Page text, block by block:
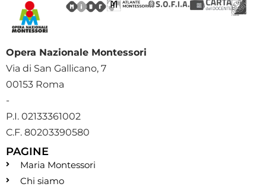
Opera Nazionale Montessori
Via di San Gallicano, 7
00153 Roma
-
P.I. 02133361002
C.F. 80203390580
PAGINE
Maria Montessori
Chi siamo